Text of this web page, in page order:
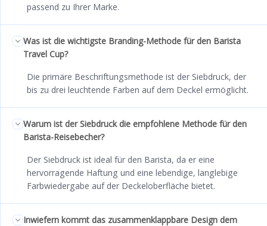
passend zu Ihrer Marke.
Was ist die wichtigste Branding-Methode für den Barista
Travel Cup?
Die primäre Beschriftungsmethode ist der Siebdruck, der
bis zu drei leuchtende Farben auf dem Deckel ermöglicht.
Warum ist der Siebdruck die empfohlene Methode für den
Barista-Reisebecher?
Der Siebdruck ist ideal für den Barista, da er eine
hervorragende Haftung und eine lebendige, langlebige
Farbwiedergabe auf der Deckeloberfläche bietet.
Inwiefern kommt das zusammenklappbare Design dem